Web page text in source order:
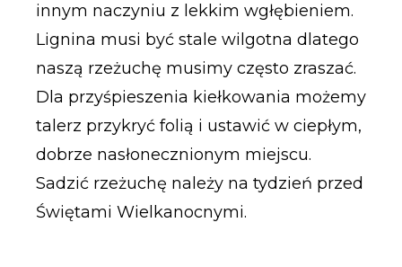
innym naczyniu z lekkim wgłębieniem.
Lignina musi być stale wilgotna dlatego
naszą rzeżuchę musimy często zraszać.
Dla przyśpieszenia kiełkowania możemy
talerz przykryć folią i ustawić w ciepłym,
dobrze nasłonecznionym miejscu.
Sadzić rzeżuchę należy na tydzień przed
Świętami Wielkanocnymi.